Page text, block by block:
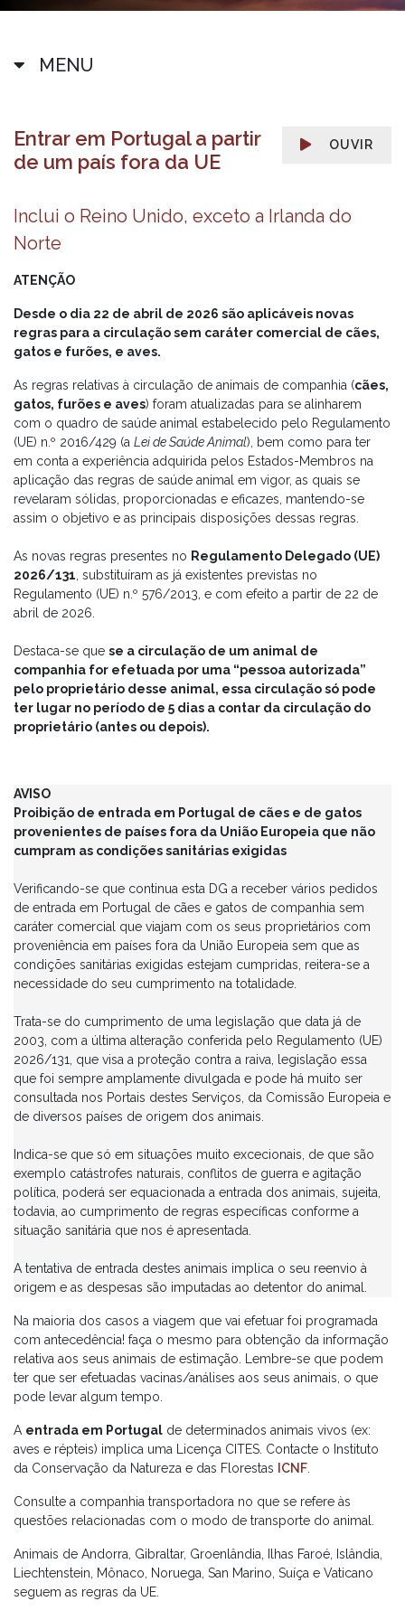
MENU
OUVIR
Entrar em Portugal a partir
de um país fora da UE
Inclui o Reino Unido, exceto a Irlanda do
Norte
ATENÇÃO
Desde o dia 22 de abril de 2026 são aplicáveis novas
regras para a circulação sem caráter comercial de cães,
gatos e furões, e aves.
As regras relativas à circulação de animais de companhia (cães,
gatos, furões e aves) foram atualizadas para se alinharem
com o quadro de saúde animal estabelecido pelo Regulamento
(UE) n.º 2016/429 (a Lei de Saúde Animal), bem como para ter
em conta a experiência adquirida pelos Estados-Membros na
aplicação das regras de saúde animal em vigor, as quais se
revelaram sólidas, proporcionadas e eficazes, mantendo-se
assim o objetivo e as principais disposições dessas regras.
As novas regras presentes no Regulamento Delegado (UE)
2026/131 , substituíram as já existentes previstas no
Regulamento (UE) n.º 576/2013, e com efeito a partir de 22 de
abril de 2026.
Destaca-se que se a circulação de um animal de
companhia for efetuada por uma “pessoa autorizada”
pelo proprietário desse animal, essa circulação só pode
ter lugar no período de 5 dias a contar da circulação do
proprietário (antes ou depois).
AVISO
Proibição de entrada em Portugal de cães e de gatos
provenientes de países fora da União Europeia que não
cumpram as condições sanitárias exigidas
Verificando-se que continua esta DG a receber vários pedidos
de entrada em Portugal de cães e gatos de companhia sem
caráter comercial que viajam com os seus proprietários com
proveniência em países fora da União Europeia sem que as
condições sanitárias exigidas estejam cumpridas, reitera-se a
necessidade do seu cumprimento na totalidade.
Trata-se do cumprimento de uma legislação que data já de
2003, com a última alteração conferida pelo Regulamento (UE)
2026/131, que visa a proteção contra a raiva, legislação essa
que foi sempre amplamente divulgada e pode há muito ser
consultada nos Portais destes Serviços, da Comissão Europeia e
de diversos países de origem dos animais.
Indica-se que só em situações muito excecionais, de que são
exemplo catástrofes naturais, conflitos de guerra e agitação
política, poderá ser equacionada a entrada dos animais, sujeita,
todavia, ao cumprimento de regras específicas conforme a
situação sanitária que nos é apresentada.
A tentativa de entrada destes animais implica o seu reenvio à
origem e as despesas são imputadas ao detentor do animal.
Na maioria dos casos a viagem que vai efetuar foi programada
com antecedência! faça o mesmo para obtenção da informação
relativa aos seus animais de estimação. Lembre-se que podem
ter que ser efetuadas vacinas/análises aos seus animais, o que
pode levar algum tempo.
A entrada em Portugal de determinados animais vivos (ex:
aves e répteis) implica uma Licença CITES. Contacte o Instituto
da Conservação da Natureza e das Florestas
ICNF
Consulte a companhia transportadora no que se refere às
questões relacionadas com o modo de transporte do animal.
Animais de Andorra, Gibraltar, Groenlândia, Ilhas Faroé, Islândia,
Liechtenstein, Mônaco, Noruega, San Marino, Suíça e Vaticano
seguem as regras da UE.